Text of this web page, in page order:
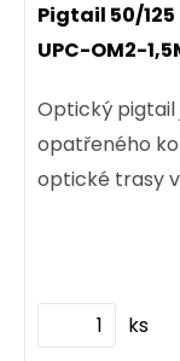
Pigtail 50/125
UPC-OM2-
Optický
opatřeného
optické trasy
ks